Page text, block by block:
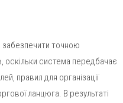
точною
оскільки система передбачає
правил для організації
ланцюга. В результаті